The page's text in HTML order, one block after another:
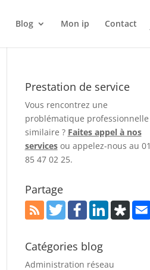
Blog Mon ip Contact
Prestation de service
Vous rencontrez une
problématique professionnelle
similaire ? Faites appel à nos
servicesou appelez-nous au 01
85 47 02 25.
Partage
Catégories blog
Administration réseau